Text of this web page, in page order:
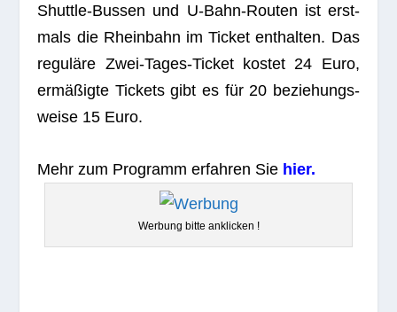
Shut­tle-Bus­sen und U‑Bahn-Rou­ten ist erst­
mals die Rhein­bahn im Ticket ent­hal­ten. Das
regu­läre Zwei-Tages-Ticket kos­tet 24 Euro,
ermä­ßigte Tickets gibt es für 20 bezie­hungs­
weise 15 Euro.
Mehr zum Pro­gramm erfah­ren Sie hier.
Wer­bung bitte anklicken !